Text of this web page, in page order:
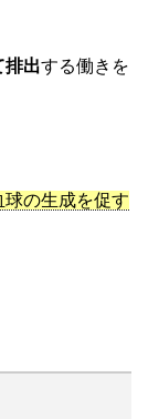
排出する働きを
球の生成を促す